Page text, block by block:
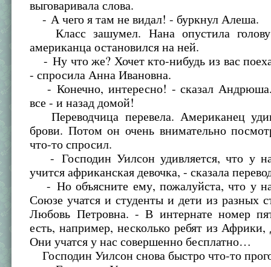
выговаривала слова.
- А чего я там не видал! - буркнул Алеша.
Класс зашумел. Нана опустила голову,
американца остановился на ней.
- Ну что же? Хочет кто-нибудь из вас
- спросила Анна Ивановна.
- Конечно, интересно! - сказал
все - и назад домой!
Переводчица перевела. Американец
брови. Потом он очень внимательно
что-то спросил.
- Господин Уилсон удивляется, что у
учится африканская девочка, - сказала
- Но объясните ему, пожалуйста, что у
Союзе учатся и студенты и дети из разных
Любовь Петровна. - В интернате номер
есть, например, несколько ребят из
Они учатся у нас совершенно бесплатно…
Господин Уилсон снова быстро что-то